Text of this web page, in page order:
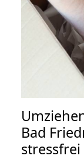
Bad
stressfrei